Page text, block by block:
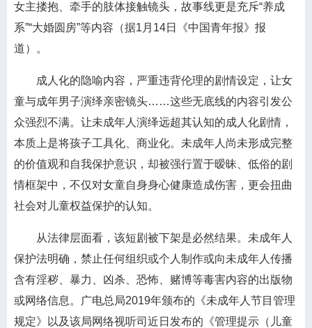
女主搂抱、牵手的肢体接触镜头，故事线更是充斥“养成
系”“大婚圆房”等内容（据1月14日《中国青年报》报
道）。
成人化的隐喻内容，严重违背伦理的剧情设定，让女
童与成年男子演绎亲密镜头……这些无底线的内容引发公
众强烈不满。让未成年人演绎远超其认知的成人化剧情，
本质上是将孩子工具化、商业化。未成年人尚未形成完整
的价值观和自我保护意识，却被强行置于暧昧、低俗的剧
情框架中，不仅对女童自身身心健康造成伤害，更会扭曲
社会对儿童权益保护的认知。
从法律层面看，该短剧被下架是必然结果。未成年人
保护法明确，禁止任何组织或个人制作或向未成年人传播
含有淫秽、暴力、凶杀、恐怖、赌博等毒害内容的出版物
或网络信息。广电总局2019年颁布的《未成年人节目管理
规定》以及该局网络视听司近日发布的《管理提示（儿童